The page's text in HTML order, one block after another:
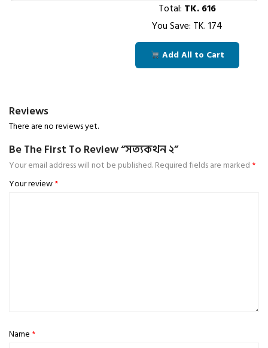
Total: TK.616
You Save: TK.174
Add All to Cart
Reviews
There are no reviews yet.
Be The First To Review “সত্যকথন ২”
Your email address will not be published.Required fields are marked *
Your review*
Name *